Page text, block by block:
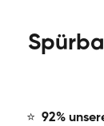
⭐ 92%